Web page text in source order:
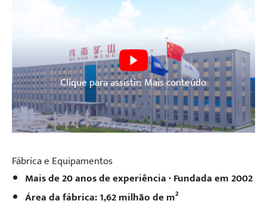
Clique para assistir: Mais conteúdo
Fábrica e Equipamentos
Mais de 20 anos de experiência · Fundada em 2002
Área da fábrica: 1,62 milhão de m²